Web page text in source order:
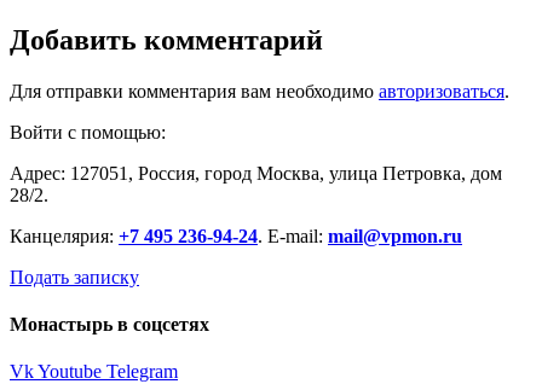
Добавить комментарий
Для отправки комментария вам необходимо авторизоваться.
Войти с помощью:
Адрес: 127051, Россия, город Москва, улица Петровка, дом
28/2.
Канцелярия: +7 495 236-94-24. E-mail: mail@vpmon.ru
Подать записку
Монастырь в соцсетях
VkYoutube Telegram